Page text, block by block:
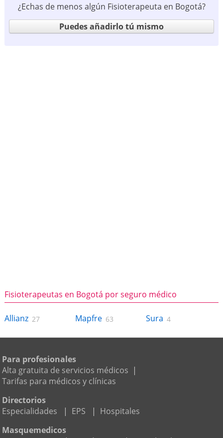
¿Echas de menos algún Fisioterapeuta en Bogotá?
Puedes añadirlo tú mismo
Fisioterapeutas en Bogotá por seguro médico
Allianz 27 Mapfre 63 Sura 4
Para profesionales
Alta gratuita de servicios médicos |
Tarifas para médicos y clínicas
Directorios
Especialidades
| EPS | Hospitales
Masquemedicos